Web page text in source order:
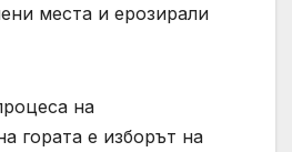
места и ерозирали
на
гората е изборът на